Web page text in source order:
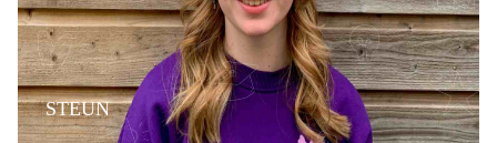
STEUN